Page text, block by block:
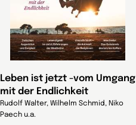
Leben ist jetzt -vom Umgang
mit der Endlichkeit
Rudolf Walter, Wilhelm Schmid, Niko
Paech u.a.